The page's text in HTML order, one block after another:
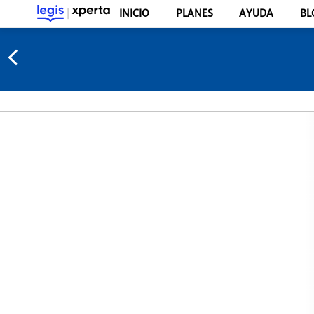
INICIO PLANES AYUDA